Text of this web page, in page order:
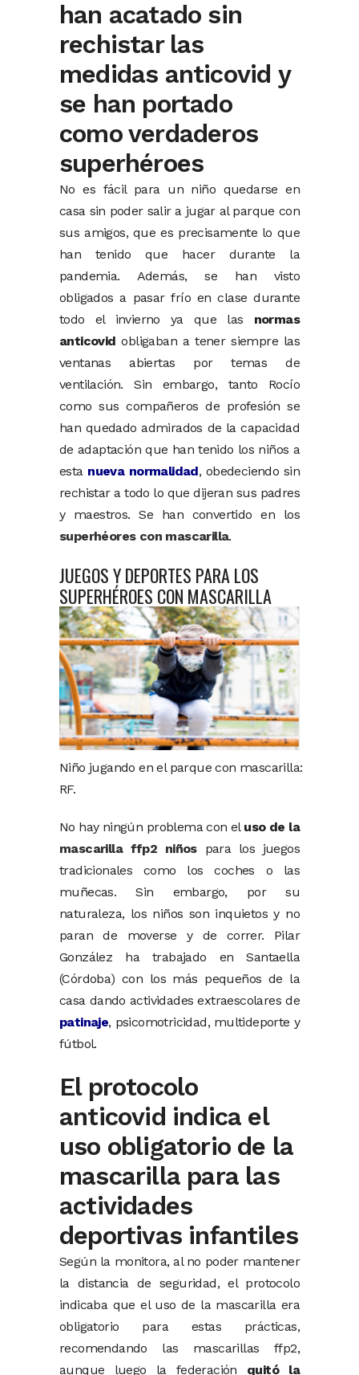
han acatado sin
rechistar las
medidas anticovid y
se han portado
como verdaderos
superhéroes
No es fácil para un niño quedarse en
casa sin poder salir a jugar al parque con
sus amigos, que es precisamente lo que
han tenido que hacer durante la
pandemia. Además, se han visto
obligados a pasar frío en clase durante
todo el invierno ya que las normas
anticovid obligaban a tener siempre las
ventanas abiertas por temas de
ventilación. Sin embargo, tanto Rocío
como sus compañeros de profesión se
han quedado admirados de la capacidad
de adaptación que han tenido los niños a
esta nueva normalidad, obedeciendo sin
rechistar a todo lo que dijeran sus padres
y maestros. Se han convertido en los
superhéores con mascarilla.
JUEGOS Y DEPORTES PARA LOS
SUPERHÉROES CON MASCARILLA
Niño jugando en el parque con mascarilla:
RF.
No hay ningún problema con el uso de la
mascarilla ffp2 niñospara los juegos
tradicionales como los coches o las
muñecas. Sin embargo, por su
naturaleza, los niños son inquietos y no
paran de moverse y de correr. Pilar
González ha trabajado en Santaella
(Córdoba) con los más pequeños de la
casa dando actividades extraescolares de
patinaje, psicomotricidad, multideporte y
fútbol.
El protocolo
anticovid indica el
uso obligatorio de la
mascarilla para las
actividades
deportivas infantiles
Según la monitora, al no poder mantener
la distancia de seguridad, el protocolo
indicaba que el uso de la mascarilla era
obligatorio para estas prácticas,
recomendando las mascarillas ffp2,
aunque luego la federación quitó la